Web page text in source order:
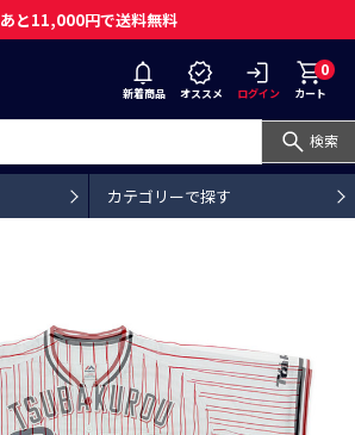
あと11,000円で送料無料
新着商品 オススメ ログイン
0
カート
検索
カテゴリーで探す